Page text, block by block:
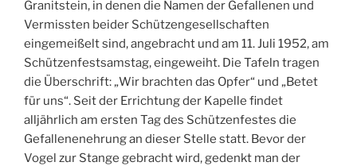
Granitstein, in denen die Namen der Gefallenen und
Vermissten beider Schützengesellschaften
eingemeißelt sind, angebracht und am 11. Juli 1952, am
Schützenfestsamstag, eingeweiht. Die Tafeln tragen
die Überschrift: „Wir brachten das Opfer“ und „Betet
für uns“. Seit der Errichtung der Kapelle findet
alljährlich am ersten Tag des Schützenfestes die
Gefallenenehrung an dieser Stelle statt. Bevor der
Vogel zur Stange gebracht wird, gedenkt man der